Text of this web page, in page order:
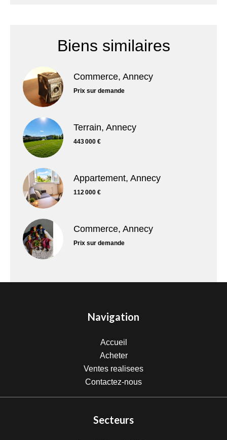
Biens similaires
Commerce, Annecy
Prix sur demande
Terrain, Annecy
443 000 €
Appartement, Annecy
112 000 €
Commerce, Annecy
Prix sur demande
Navigation
Accueil
Acheter
Ventes realisees
Contactez-nous
Secteurs